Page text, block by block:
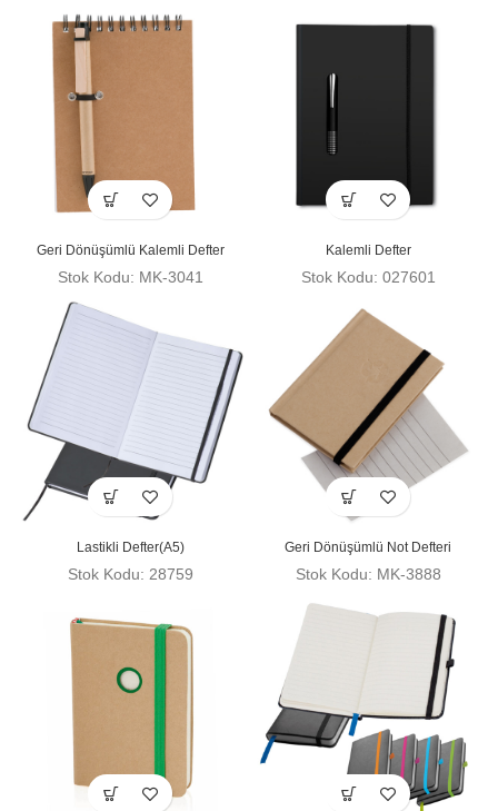
Geri Dönüşümlü Kalemli Defter
Stok Kodu: MK-3041
Kalemli Defter
Stok Kodu: 027601
Lastikli Defter(A5)
Stok Kodu: 28759
Geri Dönüşümlü Not Defteri
Stok Kodu: MK-3888